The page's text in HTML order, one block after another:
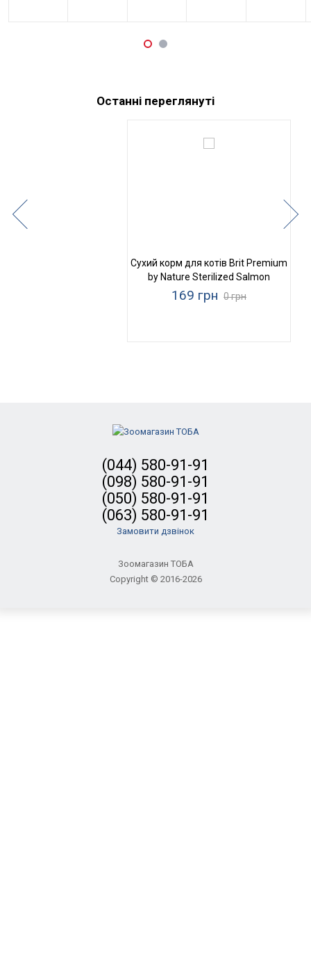
Останні переглянуті
Сухий корм для котів Brit Premium
by Nature Sterilized Salmon
169 грн 0 грн
(044) 580-91-91
(098) 580-91-91
(050) 580-91-91
(063) 580-91-91
Замовити дзвінок
Зоомагазин ТОБА
Copyright © 2016-2026